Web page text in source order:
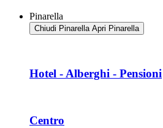
Pinarella
Chiudi Pinarella Apri Pinarella
Hotel - Alberghi - Pensioni
Centro